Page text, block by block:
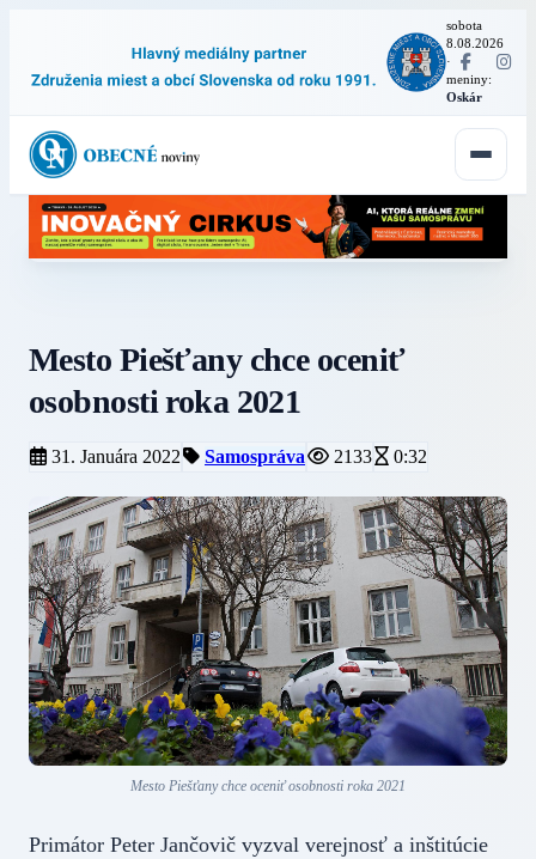
sobota
8.08.2026
·
meniny:
Oskár
Mesto Piešťany chce oceniť
osobnosti roka 2021
31. Januára 2022 Samospráva 2133 0:32
Mesto Piešťany chce oceniť osobnosti roka 2021
Primátor Peter Jančovič vyzval verejnosť a inštitúcie